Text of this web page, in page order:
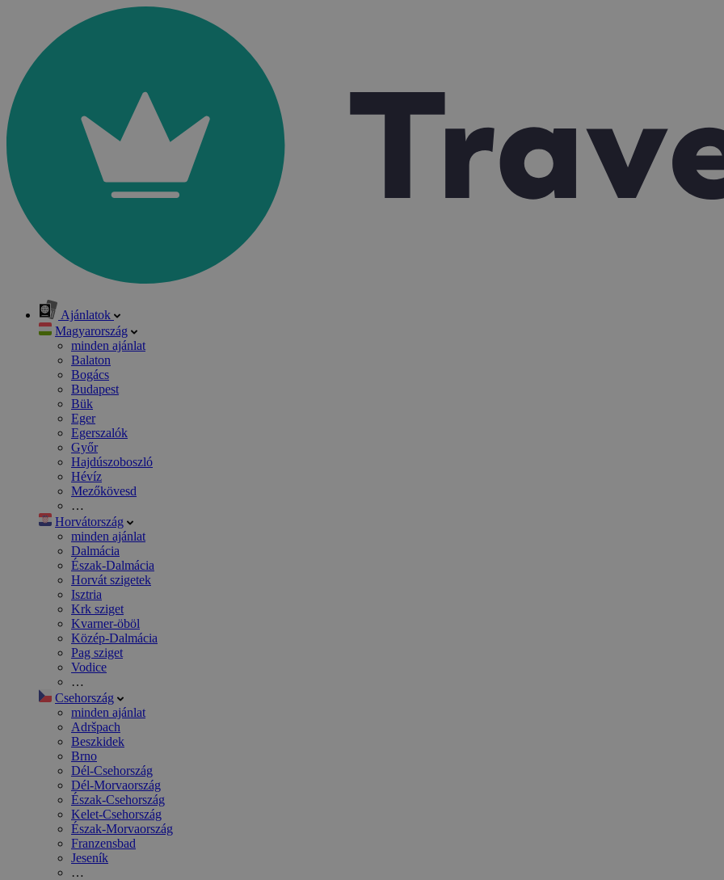
Ajánlatok
Magyarország
minden ajánlat
Balaton
Bogács
Budapest
Bük
Eger
Egerszalók
Győr
Hajdúszoboszló
Hévíz
Mezőkövesd
…
Horvátország
minden ajánlat
Dalmácia
Észak-Dalmácia
Horvát szigetek
Isztria
Krk sziget
Kvarner-öböl
Közép-Dalmácia
Pag sziget
Vodice
…
Csehország
minden ajánlat
Adršpach
Beszkidek
Brno
Dél-Csehország
Dél-Morvaország
Észak-Csehország
Kelet-Csehország
Észak-Morvaország
Franzensbad
Jeseník
…